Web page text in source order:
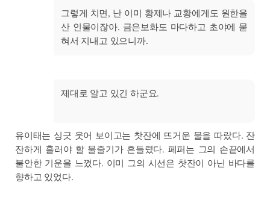
그렇게 치면, 난 이미 황제나 교황에게도 원한을
산 인물이잖아. 금은보화도 마다하고 초야에 묻
혀서 지내고 있으니까.
제대로 알고 있긴 하군요.
유이태는 싱긋 웃어 보이고는 찻잔에 뜨거운 물을 따랐다. 잔
잔하게 흘러야 할 물줄기가 흔들렸다. 페퍼는 그의 손끝에서
불안한 기운을 느꼈다. 이미 그의 시선은 찻잔이 아닌 바다를
향하고 있었다.